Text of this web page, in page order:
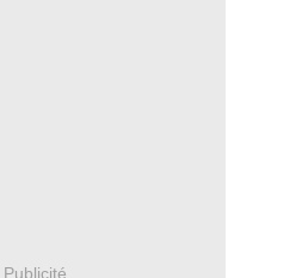
Publicité